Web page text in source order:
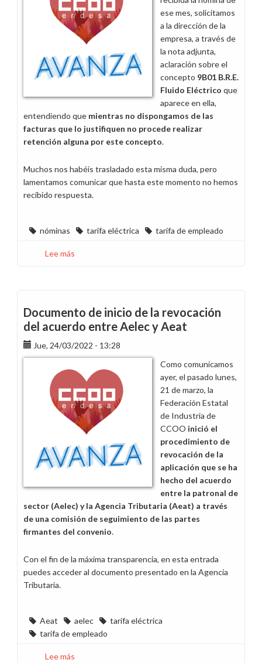
ese mes, solicitamos
a la dirección de la
empresa, a través de
la nota adjunta,
aclaración sobre el
concepto 9B01 B.R.E.
Fluido Eléctrico que
aparece en ella,
entendiendo que mientras no dispongamos de las
facturas que lo justifiquen no procede realizar
retención alguna por este concepto.
Muchos nos habéis trasladado esta misma duda, pero
lamentamos comunicar que hasta este momento no hemos
recibido respuesta.
nóminas tarifa eléctrica tarifa de empleado
Lee más
“9B01
B.R.E.
Fluido
Eléctrico”
de
nómina
de
marzo
Documento de inicio de la revocación
del acuerdo entre Aelec y Aeat
Jue, 24/03/2022 - 13:28
Como comunicamos
ayer, el pasado lunes,
21 de marzo, la
Federación Estatal
de Industria de
CCOO inició el
procedimiento de
revocación de la
aplicación que se ha
hecho del acuerdo
entre la patronal de
sector (Aelec) y la Agencia Tributaria (Aeat) a través
de una comisión de seguimiento de las partes
firmantes del convenio.
Con el fin de la máxima transparencia, en esta entrada
puedes acceder al documento presentado en la Agencia
Tributaria.
Aeat aelec
tarifa eléctrica
tarifa de empleado
Lee más